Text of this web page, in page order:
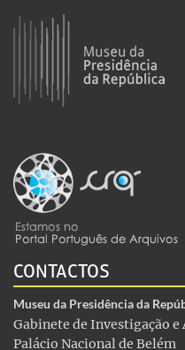
CONTACTOS
Museu da Presidência da
Gabinete de Investigação e
Palácio Nacional de Belém